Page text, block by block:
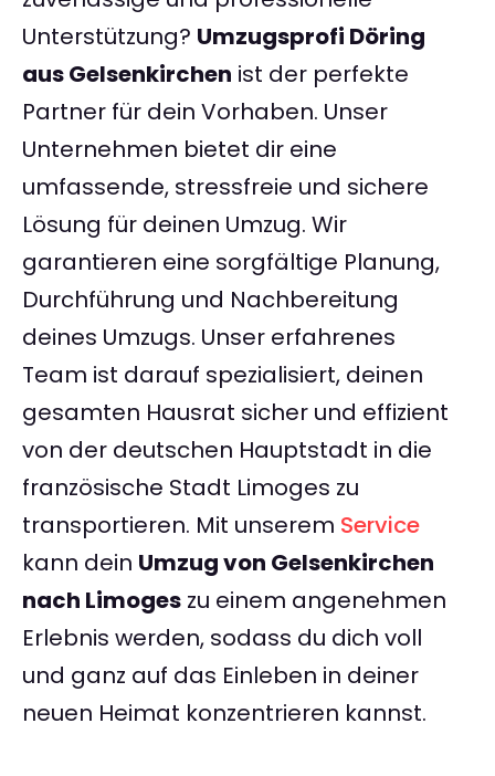
Unterstützung? Umzugsprofi Döring
aus Gelsenkirchen ist der perfekte
Partner für dein Vorhaben. Unser
Unternehmen bietet dir eine
umfassende, stressfreie und sichere
Lösung für deinen Umzug. Wir
garantieren eine sorgfältige Planung,
Durchführung und Nachbereitung
deines Umzugs. Unser erfahrenes
Team ist darauf spezialisiert, deinen
gesamten Hausrat sicher und effizient
von der deutschen Hauptstadt in die
französische Stadt Limoges zu
transportieren. Mit unserem Service
kann dein Umzug von Gelsenkirchen
nach Limoges zu einem angenehmen
Erlebnis werden, sodass du dich voll
und ganz auf das Einleben in deiner
neuen Heimat konzentrieren kannst.